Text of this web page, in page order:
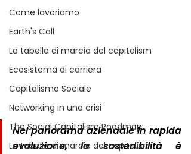
Come lavoriamo
Earth's Call
La tabella di marcia del capitalism
Ecosistema di carriera
Capitalismo Sociale
Networking in una crisi
The Social Capitalism Roadmap
La tabella di marcia del capitalism
Nel panorama aziendale in rapida
evoluzione, la sostenibilità è